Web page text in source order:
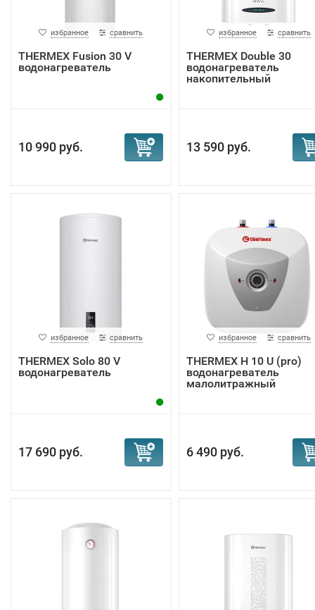
избранное сравнить
THERMEX Fusion 30 V
водонагреватель
10 990 руб.
избранное сравнить
THERMEX Double 30
водонагреватель
накопительный
13 590 руб.
избранное сравнить
THERMEX Solo 80 V
водонагреватель
17 690 руб.
избранное сравнить
THERMEX H 10 U (pro)
водонагреватель
малолитражный
6 490 руб.